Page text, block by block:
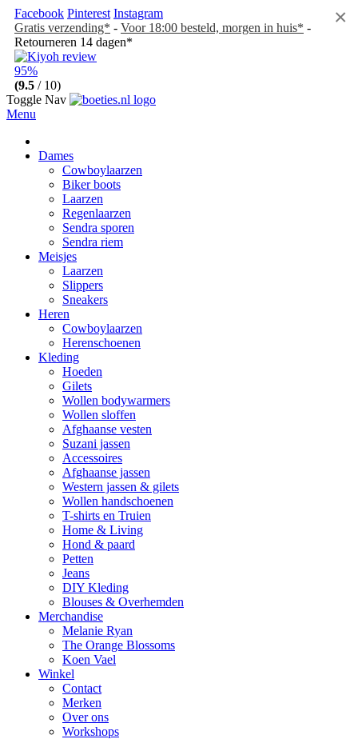
Facebook Pinterest Instagram
Gratis verzending* - Voor 18:00 besteld, morgen in huis* -
Retourneren 14 dagen*
95%
(9.5 / 10)
Toggle Nav
Menu
Dames
Cowboylaarzen
Biker boots
Laarzen
Regenlaarzen
Sendra sporen
Sendra riem
Meisjes
Laarzen
Slippers
Sneakers
Heren
Cowboylaarzen
Herenschoenen
Kleding
Hoeden
Gilets
Wollen bodywarmers
Wollen sloffen
Afghaanse vesten
Suzani jassen
Accessoires
Afghaanse jassen
Western jassen & gilets
Wollen handschoenen
T-shirts en Truien
Home & Living
Hond & paard
Petten
Jeans
DIY Kleding
Blouses & Overhemden
Merchandise
Melanie Ryan
The Orange Blossoms
Koen Vael
Winkel
Contact
Merken
Over ons
Workshops
×